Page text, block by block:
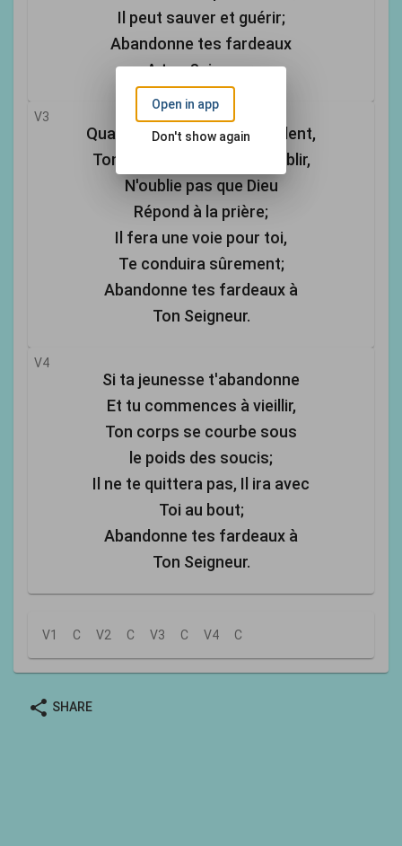
Il peut sauver et guérir;
Abandonne tes fardeaux
A ton Seigneur.
V3
Quand tes ennemis t'assaillent,
Ton cœur commence à faiblir,
N'oublie pas que Dieu
Répond à la prière;
Il fera une voie pour toi,
Te conduira sûrement;
Abandonne tes fardeaux à
Ton Seigneur.
V4
Si ta jeunesse t'abandonne
Et tu commences à vieillir,
Ton corps se courbe sous
le poids des soucis;
Il ne te quittera pas, Il ira avec
Toi au bout;
Abandonne tes fardeaux à
Ton Seigneur.
V1 C V2 C V3 C V4 C
share SHARE
Open in app
Don't show again